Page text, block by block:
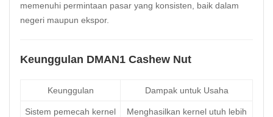
memenuhi permintaan pasar yang konsisten, baik dalam
negeri maupun ekspor.
Keunggulan DMAN1 Cashew Nut
Keunggulan Dampak untuk Usaha
Sistem pemecah kernel
Menghasilkan kernel utuh lebih